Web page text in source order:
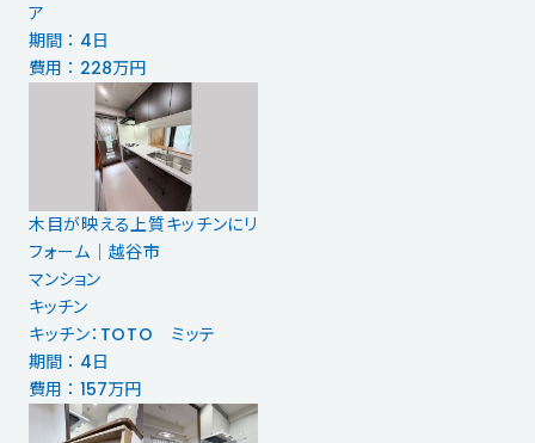
ア
期間 ： 4日
費用 ： 228万円
木目が映える上質キッチンにリ
フォーム｜越谷市
マンション
キッチン
キッチン：TOTO ミッテ
期間 ： 4日
費用 ： 157万円